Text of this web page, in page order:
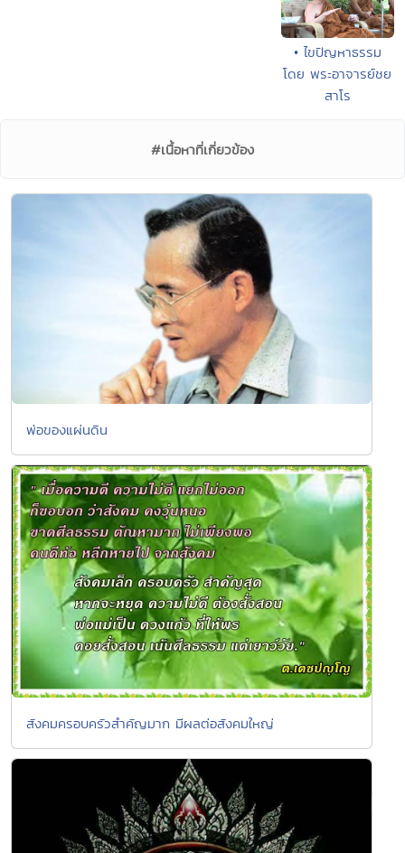
• ไขปัญหาธรรม
โดย พระอาจารย์ชย
สาโร
#เนื้อหาที่เกี่ยวข้อง
พ่อของแผ่นดิน
สังคมครอบครัวสำคัญมาก มีผลต่อสังคมใหญ่